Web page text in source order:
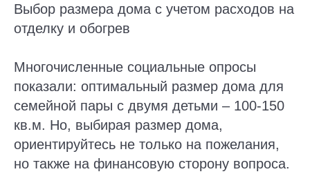
Выбор размера дома с учетом расходов на
отделку и обогрев
Многочисленные социальные опросы
показали: оптимальный размер дома для
семейной пары с двумя детьми – 100-150
кв.м. Но, выбирая размер дома,
ориентируйтесь не только на пожелания,
но также на финансовую сторону вопроса.